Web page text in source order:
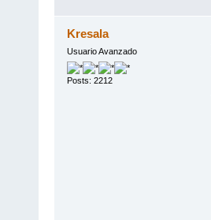
Kresala
Usuario Avanzado
Posts: 2212